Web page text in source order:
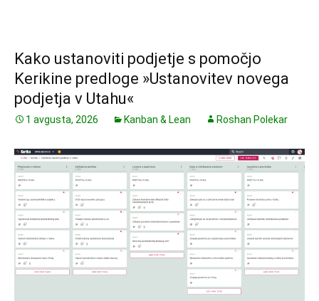
Kako ustanoviti podjetje s pomočjo
Kerikine predloge »Ustanovitev novega
podjetja v Utahu«
1 avgusta, 2026 Kanban & Lean Roshan Polekar